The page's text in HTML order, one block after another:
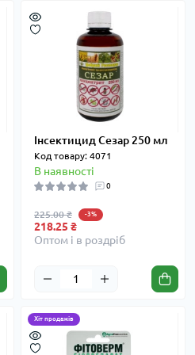
Інсектицид Сезар 250 мл
Код товару: 4071
В наявності
0
225.00 ₴ -3%
218.25 ₴
Оптом і в роздріб
Хіт продажів